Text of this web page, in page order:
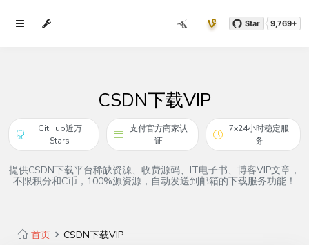
Star 9,769+
CSDN下载VIP
GitHub近万
Stars
支付官方商家认
证
7x24小时稳定服
务
提供CSDN下载平台稀缺资源、收费源码、IT电子书、博客VIP文章，
不限积分和C币，100%源资源，自动发送到邮箱的下载服务功能！
首页 CSDN下载VIP